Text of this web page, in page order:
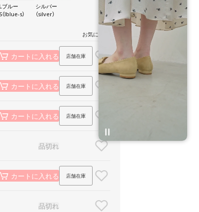
Lブルー
S（lblue-s）
シルバー
（silver）
お気に入り
カートに入れる 店舗在庫
カートに入れる 店舗在庫
カートに入れる 店舗在庫
品切れ
カートに入れる 店舗在庫
品切れ